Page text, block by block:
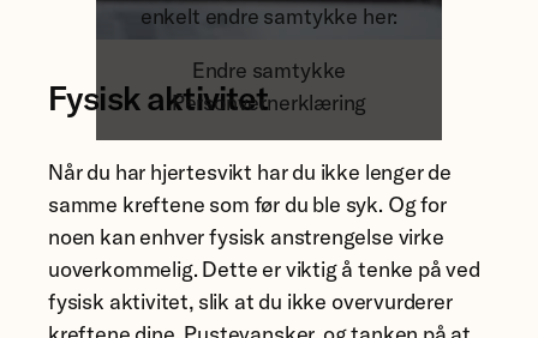
enkelt endre samtykke her:
Endre samtykke
Personvernerklæring
Fysisk aktivitet
Når du har hjertesvikt har du ikke lenger de
samme kreftene som før du ble syk. Og for
noen kan enhver fysisk anstrengelse virke
uoverkommelig. Dette er viktig å tenke på ved
fysisk aktivitet, slik at du ikke overvurderer